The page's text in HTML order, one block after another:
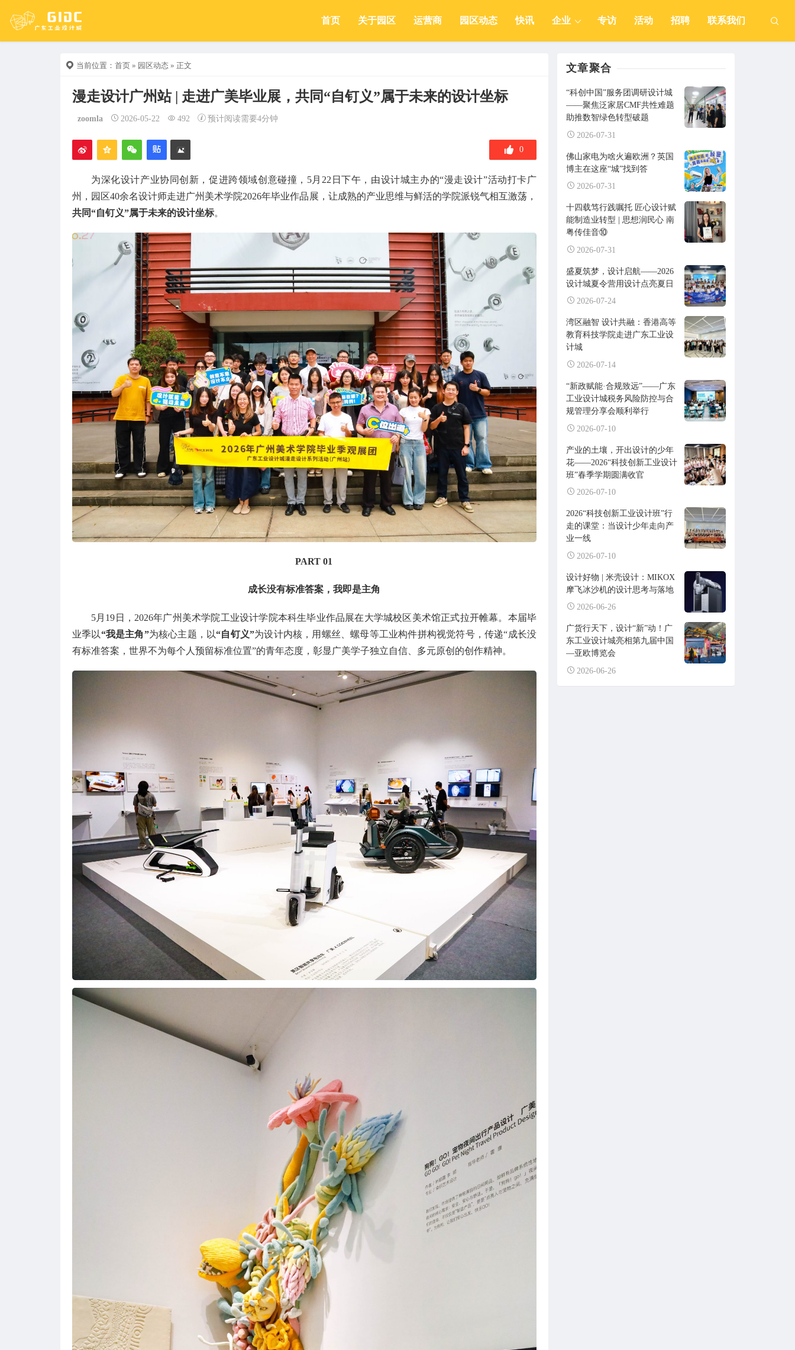
首页 关于园区 运营商 园区动态 快讯 企业 专访 活动 招聘 联系我们
当前位置： 首页 » 园区动态 » 正文
漫走设计广州站 | 走进广美毕业展，共同“自钉义”属于未来的设计坐标
zoomla 2026-05-22 492 预计阅读需要4分钟
0
为深化设计产业协同创新，促进跨领域创意碰撞，5月22日下午，由设计城主办的“漫走设计”活动打卡广
州，园区40余名设计师走进广州美术学院2026年毕业作品展，让成熟的产业思维与鲜活的学院派锐气相互激荡，
共同“自钉义”属于未来的设计坐标。
PART 01
成长没有标准答案， 我即是主角
5月19日，2026年广州美术学院工业设计学院本科生毕业作品展在大学城校区美术馆正式拉开帷幕。本届毕
业季以“我是主角”为核心主题，以“自钉义”为设计内核，用螺丝、螺母等工业构件拼构视觉符号，传递“成长没
有标准答案，世界不为每个人预留标准位置”的青年态度，彰显广美学子独立自信、多元原创的创作精神。
文章聚合
“科创中国”服务团调研设计城
——聚焦泛家居CMF共性难题
助推数智绿色转型破题
2026-07-31
佛山家电为啥火遍欧洲？英国
博主在这座“城”找到答
2026-07-31
十四载笃行践嘱托 匠心设计赋
能制造业转型 | 思想润民心 南
粤传佳音⑩
2026-07-31
盛夏筑梦，设计启航——2026
设计城夏令营用设计点亮夏日
2026-07-24
湾区融智 设计共融：香港高等
教育科技学院走进广东工业设
计城
2026-07-14
“新政赋能·合规致远”——广东
工业设计城税务风险防控与合
规管理分享会顺利举行
2026-07-10
产业的土壤，开出设计的少年
花——2026“科技创新工业设计
班”春季学期圆满收官
2026-07-10
2026“科技创新工业设计班”行
走的课堂：当设计少年走向产
业一线
2026-07-10
设计好物 | 米壳设计：MIKOX
摩飞冰沙机的设计思考与落地
2026-06-26
广货行天下，设计“新”动！广
东工业设计城亮相第九届中国
—亚欧博览会
2026-06-26